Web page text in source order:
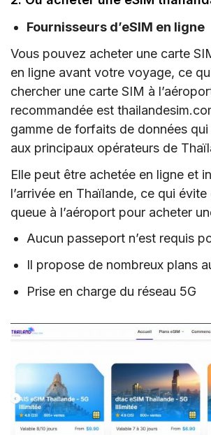
Fournisseurs d’eSIM en ligne
Vous pouvez acheter une carte
en ligne avant votre voyage, ce
chercher une carte SIM à
recommandée est
gamme de forfaits de données
aux principaux opérateurs de
Elle peut être achetée en ligne et
l’arrivée en Thaïlande, ce qui
queue à l’aéroport pour acheter
Aucun passeport n’est requis
Il propose de nombreux plans
Prise en charge du réseau 5G